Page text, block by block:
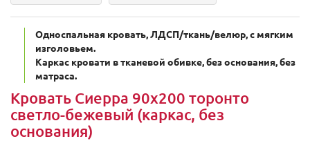
Односпальная кровать, ЛДСП/ткань/велюр, с мягким
изголовьем.
Каркас кровати в тканевой обивке, без основания, без
матраса.
Кровать Сиерра 90х200 торонто
светло-бежевый (каркас, без
основания)